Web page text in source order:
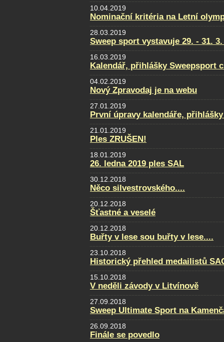
10.04.2019
Nominační kritéria na Letní
28.03.2019
Sweep sport vystavuje 29. - 31.
16.03.2019
Kalendář, přihlášky Sweepsport
04.02.2019
Nový Zpravodaj je na webu
27.01.2019
První úpravy kalendáře, přihlášky
21.01.2019
Ples ZRUŠEN!
18.01.2019
26. ledna 2019 ples SAL
30.12.2018
Něco silvestrovského....
20.12.2018
Šťastné a veselé
20.12.2018
Buřty v lese sou buřty v lese....
23.10.2018
Historický přehled medailistů
15.10.2018
V neděli závody v Litvínově
27.09.2018
Sweep Ultimate Sport na
26.09.2018
Finále se povedlo